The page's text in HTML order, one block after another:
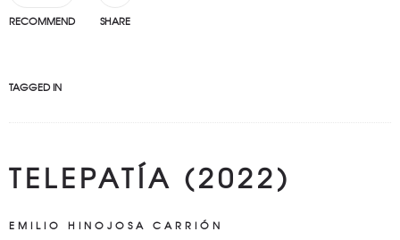
RECOMMEND SHARE
TAGGED IN
TELEPATÍA (2022)
EMILIO HINOJOSA CARRIÓN